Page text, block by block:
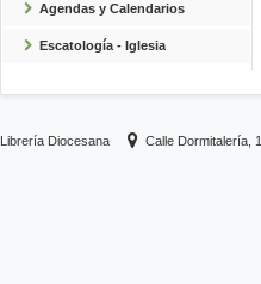
Agendas y Calendarios
Escatología - Iglesia
Librería Diocesana Calle Dormitalería, 1.